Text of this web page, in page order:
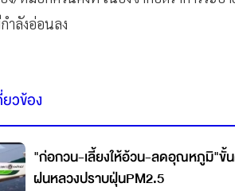
ลังอ่อนลง
วข้อง
"ก่อกวน-เลี้ยงให้อ้วน-ลดอุณหภูมิ"ขั้
ฝนหลวงปราบฝุ่นPM2.5